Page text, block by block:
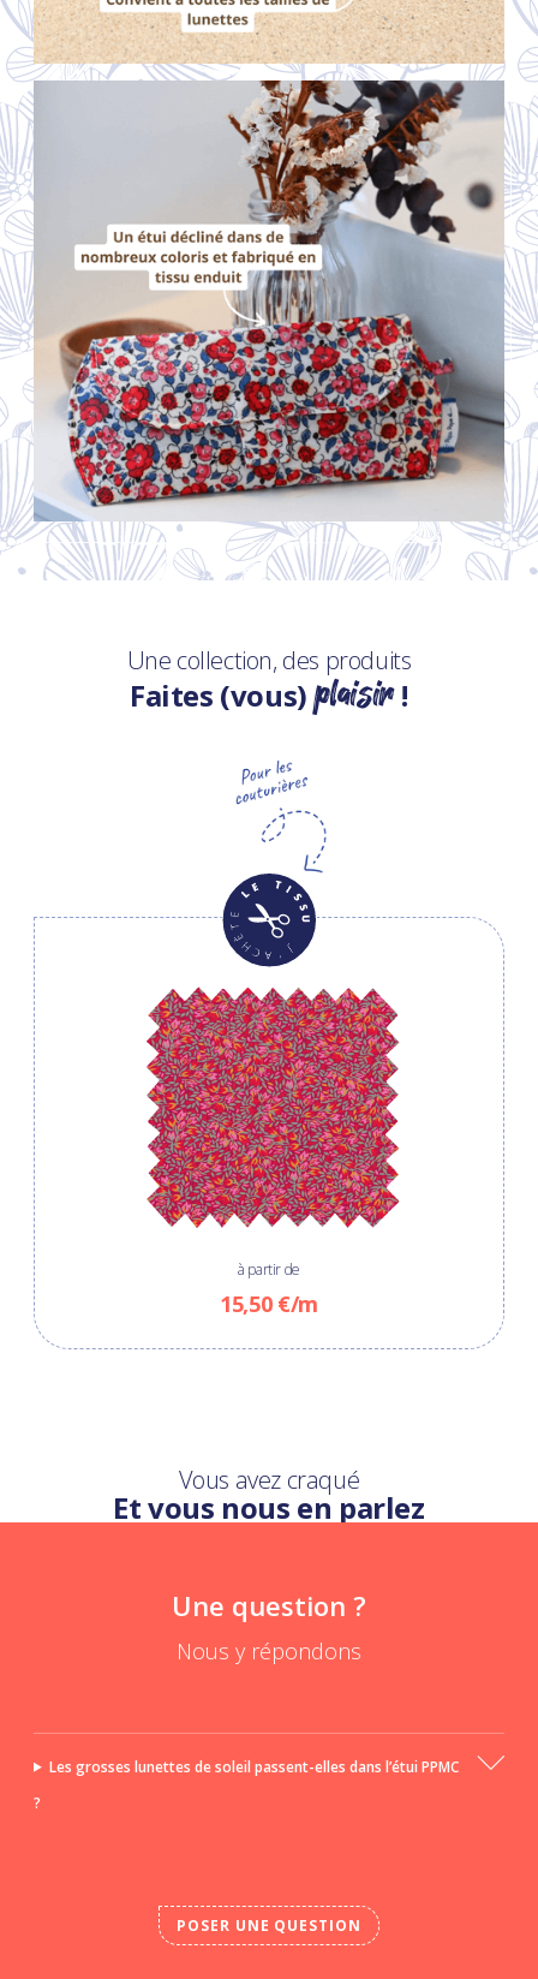
Une collection, des produits
Faites (vous)plaisir!
à partir de
15,50 €/m
Vous avez craqué
Et vous nous en parlez
Une question ?
Nous y répondons
Les grosses lunettes de soleil passent-elles dans l’étui PPMC
?
POSER UNE QUESTION